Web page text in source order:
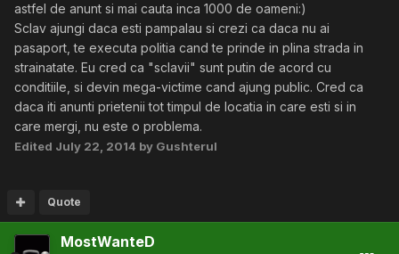
astfel de anunt si mai cauta inca 1000 de oameni:)
Sclav ajungi daca esti pampalau si crezi ca daca nu ai
pasaport, te executa politia cand te prinde in plina strada in
strainatate. Eu cred ca "sclavii" sunt putin de acord cu
conditiile, si devin mega-victime cand ajung public. Cred ca
daca iti anunti prietenii tot timpul de locatia in care esti si in
care mergi, nu este o problema.
Edited July 22, 2014 by Gushterul
Quote
MostWanteD